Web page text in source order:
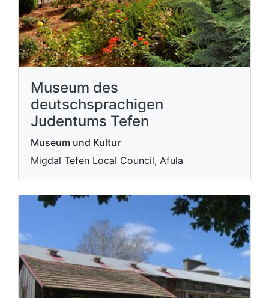
Museum des
deutschsprachigen
Judentums Tefen
Museum und Kultur
Migdal Tefen Local Council, Afula